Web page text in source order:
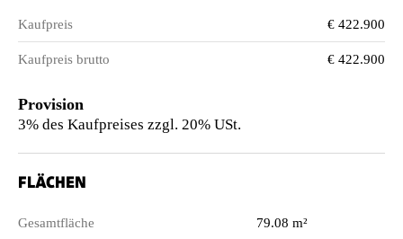
Kaufpreis € 422.900
Kaufpreis brutto € 422.900
Provision
3% des Kaufpreises zzgl. 20% USt.
FLÄCHEN
Gesamtfläche
79.08 m²